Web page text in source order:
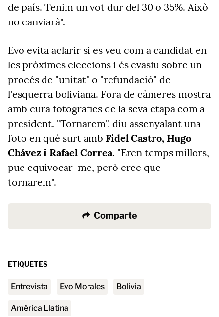
de país. Tenim un vot dur del 30 o 35%. Això
no canviarà".
Evo evita aclarir si es veu com a candidat en
les pròximes eleccions i és evasiu sobre un
procés de "unitat" o "refundació" de
l'esquerra boliviana. Fora de càmeres mostra
amb cura fotografies de la seva etapa com a
president. "Tornarem", diu assenyalant una
foto en què surt amb Fidel Castro, Hugo
Chávez i Rafael Correa. "Eren temps millors,
puc equivocar-me, però crec que
tornarem".
Comparte
ETIQUETES
Entrevista Evo Morales Bolivia
América Llatina